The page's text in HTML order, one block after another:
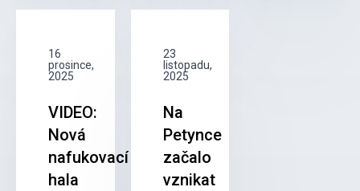
16
prosince,
2025
VIDEO:
Nová
nafukovací
hala
23
listopadu,
2025
Na
Petynce
začalo
vznikat